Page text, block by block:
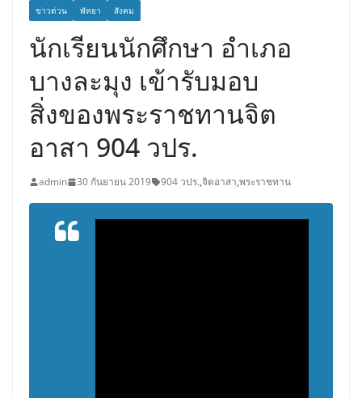
ข่าวด่วน พัทยา สังคม
นักเรียนนักศึกษา อำเภอ
บางละมุง เข้ารับมอบ
สิ่งของพระราชทานจิต
อาสา 904 วปร.
admin 30 กันยายน 2019 904 วปร.,จิตอาสา,พระราชทาน